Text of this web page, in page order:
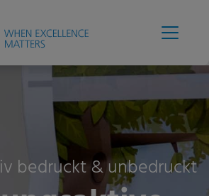
bedruckt & unbedruckt